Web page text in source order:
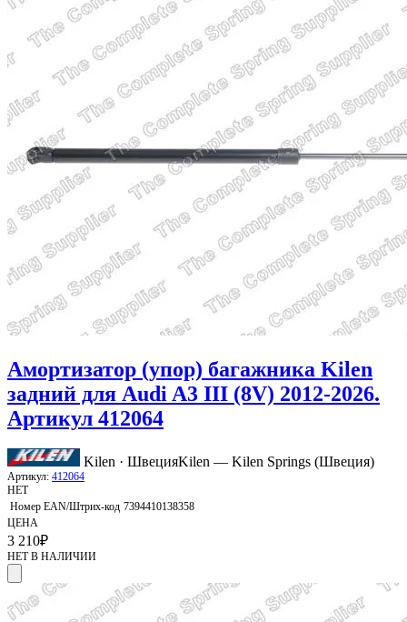
Амортизатор (упор) багажника Kilen
задний для Audi A3 III (8V) 2012-2026.
Артикул 412064
Kilen · ШвецияKilen — Kilen Springs (Швеция)
Артикул: 412064
НЕТ
Номер EAN/Штрих-код 7394410138358
ЦЕНА
3 210₽
НЕТ В НАЛИЧИИ